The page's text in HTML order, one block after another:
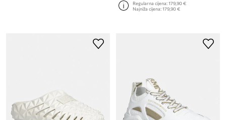
Regularna cijena:179,90 €
Najniža cijena:179,90 €